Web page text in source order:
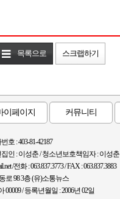
목록으로 스크랩하기
이페이지 커뮤니티
호 : 403-81-42187
인 : 이성춘 / 청소년보호책임자 : 이성춘
/전화 : 063.837.3773 / FAX : 063.837.3883
로 98 3층 (유)소통뉴스
/ 등록년월일 : 2006년 02일